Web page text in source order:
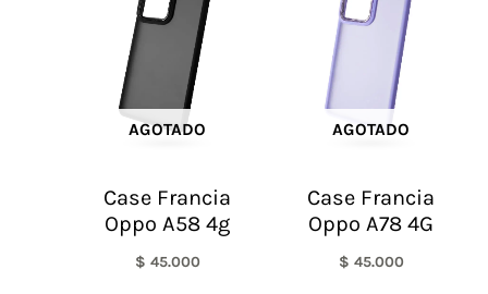
AGOTADO
Case Francia
Oppo A58 4g
$ 45.000
AGOTADO
Case Francia
Oppo A78 4G
$ 45.000